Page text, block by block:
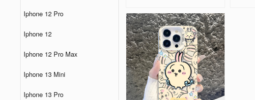
Iphone 12 Pro
Iphone 12
Iphone 12 Pro Max
Iphone 13 Mini
Iphone 13 Pro